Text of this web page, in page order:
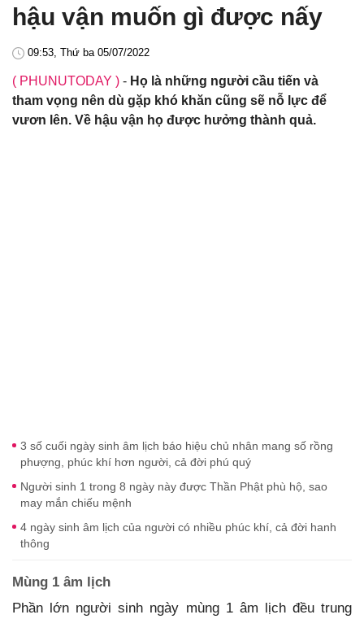
hậu vận muốn gì được nấy
09:53, Thứ ba 05/07/2022
( PHUNUTODAY ) - Họ là những người cầu tiến và
tham vọng nên dù gặp khó khăn cũng sẽ nỗ lực để
vươn lên. Về hậu vận họ được hưởng thành quả.
3 số cuối ngày sinh âm lịch báo hiệu chủ nhân mang số rồng
phượng, phúc khí hơn người, cả đời phú quý
Người sinh 1 trong 8 ngày này được Thần Phật phù hộ, sao
may mắn chiếu mệnh
4 ngày sinh âm lịch của người có nhiều phúc khí, cả đời hanh
thông
Mùng 1 âm lịch
Phần lớn người sinh ngày mùng 1 âm lịch đều trung